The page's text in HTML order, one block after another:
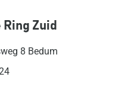
Zuid
8 Bedum